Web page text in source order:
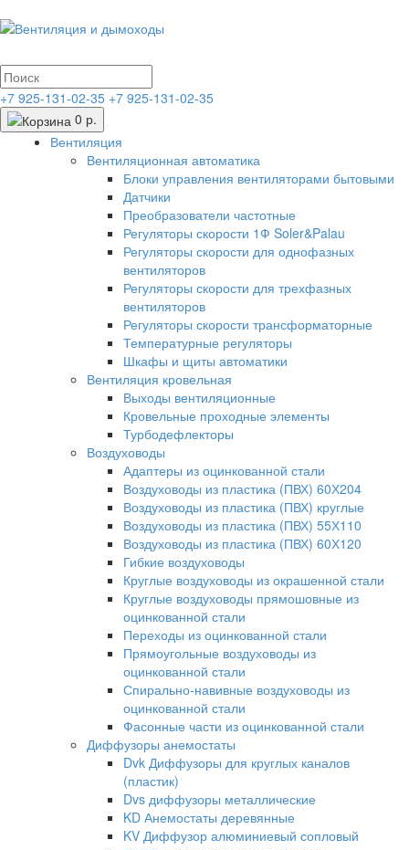
+7 925-131-02-35 +7 925-131-02-35
0 р.
Вентиляция
Вентиляционная автоматика
Блоки управления вентиляторами бытовыми
Датчики
Преобразователи частотные
Регуляторы скорости 1Ф Soler&Palau
Регуляторы скорости для однофазных
вентиляторов
Регуляторы скорости для трехфазных
вентиляторов
Регуляторы скорости трансформаторные
Температурные регуляторы
Шкафы и щиты автоматики
Вентиляция кровельная
Выходы вентиляционные
Кровельные проходные элементы
Турбодефлекторы
Воздуховоды
Адаптеры из оцинкованной стали
Воздуховоды из пластика (ПВХ) 60Х204
Воздуховоды из пластика (ПВХ) круглые
Воздуховоды из пластика (ПВХ) 55Х110
Воздуховоды из пластика (ПВХ) 60Х120
Гибкие воздуховоды
Круглые воздуховоды из окрашенной стали
Круглые воздуховоды прямошовные из
оцинкованной стали
Переходы из оцинкованной стали
Прямоугольные воздуховоды из
оцинкованной стали
Спирально-навивные воздуховоды из
оцинкованной стали
Фасонные части из оцинкованной стали
Диффузоры анемостаты
Dvk Диффузоры для круглых каналов
(пластик)
Dvs диффузоры металлические
KD Анемостаты деревянные
KV Диффузор алюминиевый сопловый